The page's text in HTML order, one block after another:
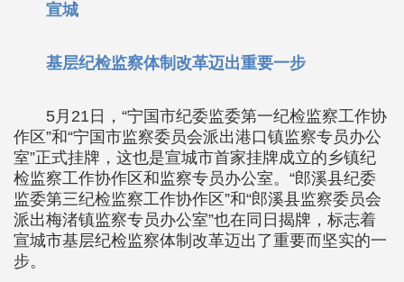
宣城
基层纪检监察体制改革迈出重要一步
5月21日，“宁国市纪委监委第一纪检监察工作协
作区”和“宁国市监察委员会派出港口镇监察专员办公
室”正式挂牌，这也是宣城市首家挂牌成立的乡镇纪
检监察工作协作区和监察专员办公室。“郎溪县纪委
监委第三纪检监察工作协作区”和“郎溪县监察委员会
派出梅渚镇监察专员办公室”也在同日揭牌，标志着
宣城市基层纪检监察体制改革迈出了重要而坚实的一
步。